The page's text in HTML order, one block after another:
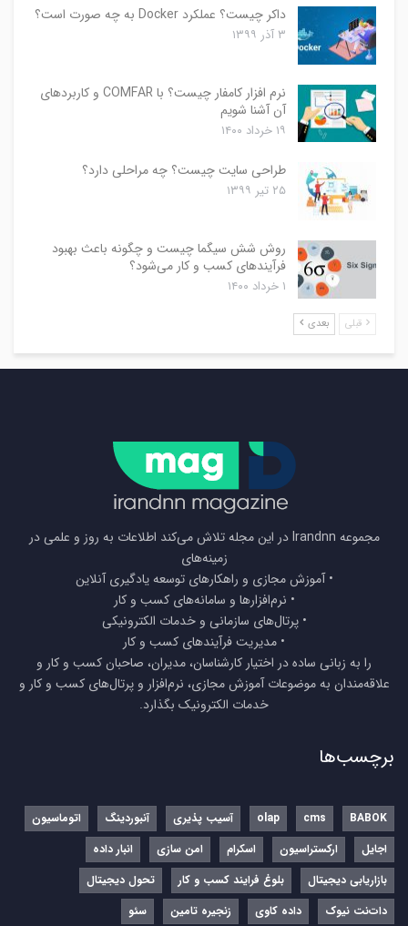
داکر چیست؟ عملکرد Docker به چه صورت است؟
۳ آذر ۱۳۹۹
نرم افزار کامفار چیست؟ با COMFAR و کاربردهای
آن آشنا شویم
۱۹ خرداد ۱۴۰۰
طراحی سایت چیست؟ چه مراحلی دارد؟
۲۵ تیر ۱۳۹۹
روش شش سیگما چیست و چگونه باعث بهبود
فرآیندهای کسب و کار می‌شود؟
۱ خرداد ۱۴۰۰
قبلی بعدی
مجموعه Irandnn در این مجله تلاش می‌کند اطلاعات به روز و علمی در
زمینه‌های
• آموزش مجازی و راهکارهای توسعه یادگیری آنلاین
• نرم‌افزارها و سامانه‌های کسب و کار
• پرتال‌های سازمانی و خدمات الکترونیکی
• مدیریت فرآیندهای کسب و کار
را به زبانی ساده در اختیار کارشناسان، مدیران، صاحبان کسب و کار و
علاقه‌مندان به موضوعات آموزش مجازی، نرم‌افزار و پرتال‌های کسب و کار و
خدمات الکترونیک بگذارد.
برچسب‌ها
BABOK
cms
olap آسیب پذیری آنبوردینگ
اتوماسیون
اجایل
ارکستراسیون اسکرام امن سازی
انبار داده
بازاریابی دیجیتال
بلوغ فرایند کسب و کار
تحول دیجیتال
دات‌نت نیوک
داده کاوی زنجیره تامین
سئو